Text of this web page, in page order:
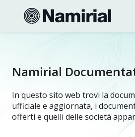
Namirial
In questo sito web trovi la
ufficiale e aggiornata, i
offerti e quelli delle società